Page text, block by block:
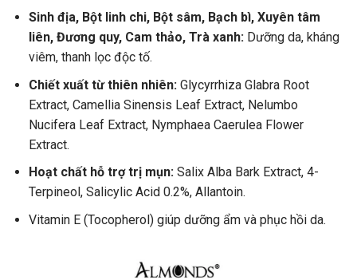
Sinh địa, Bột linh chi, Bột sâm, Bạch bì, Xuyên tâm
liên, Đương quy, Cam thảo, Trà xanh:Dưỡng da, kháng
viêm, thanh lọc độc tố.
Chiết xuất từ thiên nhiên:Glycyrrhiza Glabra Root
Extract, Camellia Sinensis Leaf Extract, Nelumbo
Nucifera Leaf Extract, Nymphaea Caerulea Flower
Extract.
Hoạt chất hỗ trợ trị mụn:Salix Alba Bark Extract, 4-
Terpineol, Salicylic Acid 0.2%, Allantoin.
Vitamin E (Tocopherol) giúp dưỡng ẩm và phục hồi da.